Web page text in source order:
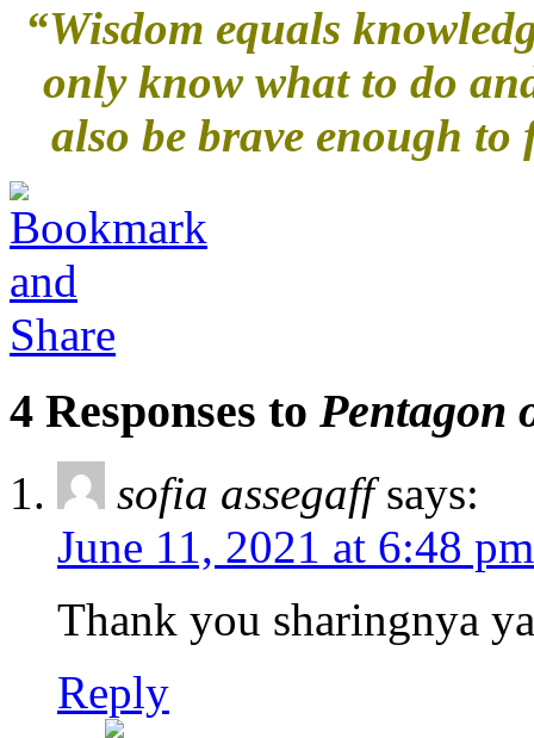
“Wisdom equals
only know what to do
also be brave enough
4 Responses to Pentagon
sofia assegaff says:
June 11, 2021 at 6:48 pm
Thank you sharingnya
Reply